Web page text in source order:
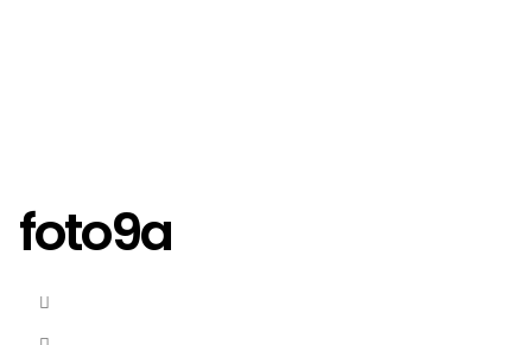
foto9a